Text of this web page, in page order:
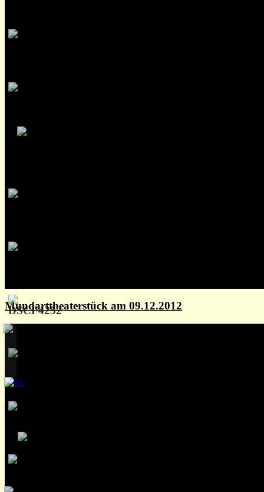
Mundarttheaterstück am 09.12.2012